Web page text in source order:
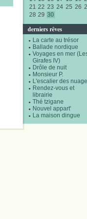
21 22 23 24 25 26
28 29 30
derniers rêves
La carte au trésor
Ballade nordique
Voyages en mer
Girafes IV)
Drôle de nuit
Monsieur P.
L'escalier des
Rendez-vous et
librairie
Thé tzigane
Nouvel appart'
La maison dingue